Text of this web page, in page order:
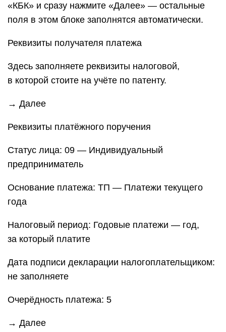
«КБК» и сразу нажмите «Далее» — остальные
поля в этом блоке заполнятся автоматически.
Реквизиты получателя платежа
Здесь заполняете реквизиты налоговой,
в которой стоите на учёте по патенту.
→ Далее
Реквизиты платёжного поручения
Статус лица: 09 — Индивидуальный
предприниматель
Основание платежа: ТП — Платежи текущего
года
Налоговый период: Годовые платежи — год,
за который платите
Дата подписи декларации налогоплательщиком:
не заполняете
Очерёдность платежа: 5
→ Далее